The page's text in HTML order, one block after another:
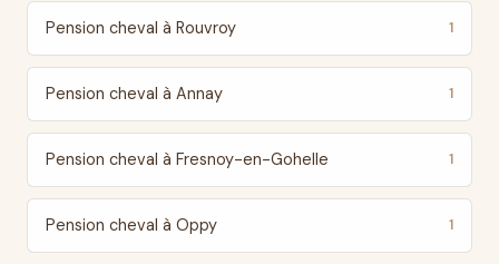
Pension cheval à Rouvroy 1
Pension cheval à Annay 1
Pension cheval à Fresnoy-en-Gohelle 1
Pension cheval à Oppy 1